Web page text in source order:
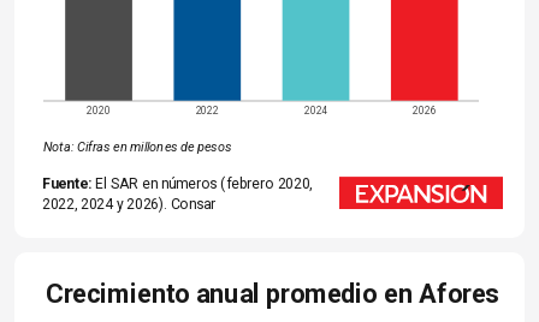
2020 2022 2024 2026
Nota: Cifras en millones de pesos
Fuente: El SAR en números (febrero 2020,
2022, 2024 y 2026). Consar
Crecimiento anual promedio en Afores